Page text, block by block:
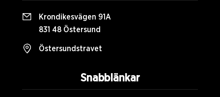
Snabblänkar
Krondikesvägen 91A
831 48 Östersund
Östersundstravet